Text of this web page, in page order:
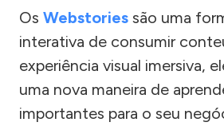
Os Webstories são uma
interativa de consumir
experiência visual imersiva,
uma nova maneira de
importantes para o seu